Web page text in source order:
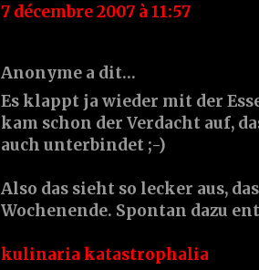
7 décembre 2007 à 11:57
Anonyme a dit…
Es klappt ja wieder mit der
kam schon der Verdacht auf,
auch unterbindet ;-)
Also das sieht so lecker aus,
Wochenende. Spontan dazu
kulinaria katastrophalia